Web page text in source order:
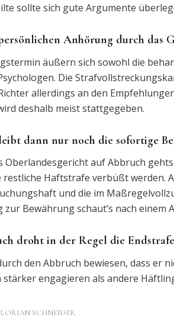
sollte sich gute Argumente
Anhörung durch das
äußern sich sowohl die
Die
allerdings an den
deshalb meist stattgegeben.
dann nur noch die sofortige
Oberlandesgericht auf Abbruch
restliche Haftstrafe verbüßt werden.
und die im
Bewährung schaut’s nach einem
droht in der Regel die
den Abbruch bewiesen, dass er
engagieren als andere
SCHNEIDER